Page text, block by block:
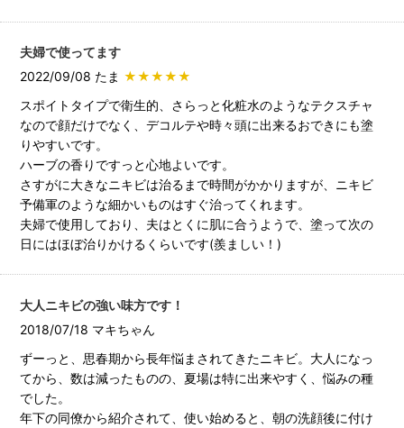
夫婦で使ってます
2022/09/08 たま ★★★★★
スポイトタイプで衛生的、さらっと化粧水のようなテクスチャ
なので顔だけでなく、デコルテや時々頭に出来るおできにも塗
りやすいです。
ハーブの香りですっと心地よいです。
さすがに大きなニキビは治るまで時間がかかりますが、ニキビ
予備軍のような細かいものはすぐ治ってくれます。
夫婦で使用しており、夫はとくに肌に合うようで、塗って次の
日にはほぼ治りかけるくらいです(羨ましい！)
大人ニキビの強い味方です！
2018/07/18 マキちゃん
ずーっと、思春期から長年悩まされてきたニキビ。大人になっ
てから、数は減ったものの、夏場は特に出来やすく、悩みの種
でした。
年下の同僚から紹介されて、使い始めると、朝の洗顔後に付け